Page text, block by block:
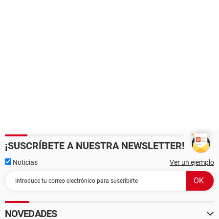
¡SUSCRÍBETE A NUESTRA NEWSLETTER!
Noticias Ver un ejemplo
NOVEDADES